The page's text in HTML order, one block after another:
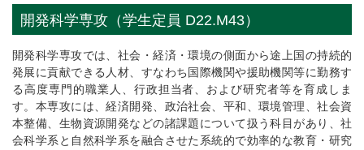
開発科学専攻（学生定員 D22.M43）
開発科学専攻では、社会・経済・環境の側面から途上国の持続的
発展に貢献できる人材、すなわち国際機関や援助機関等に勤務す
る高度専門的職業人、行政担当者、および研究者等を育成しま
す。本専攻には、経済開発、政治社会、平和、環境管理、社会資
本整備、生物資源開発などの諸課題について扱う科目があり、社
会科学系と自然科学系を融合させた系統的で効率的な教育・研究